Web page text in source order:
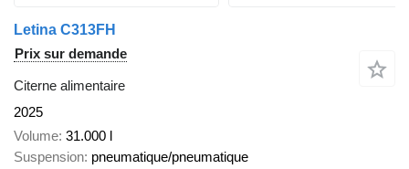
Letina C313FH
Prix sur demande
Citerne alimentaire
2025
Volume 31.000 l
Suspension pneumatique/pneumatique